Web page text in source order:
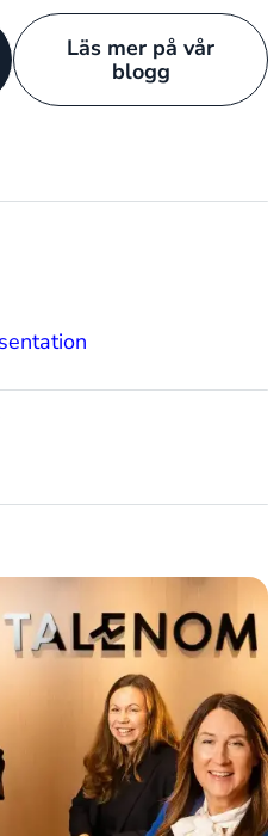
Läs mer på vår
blogg